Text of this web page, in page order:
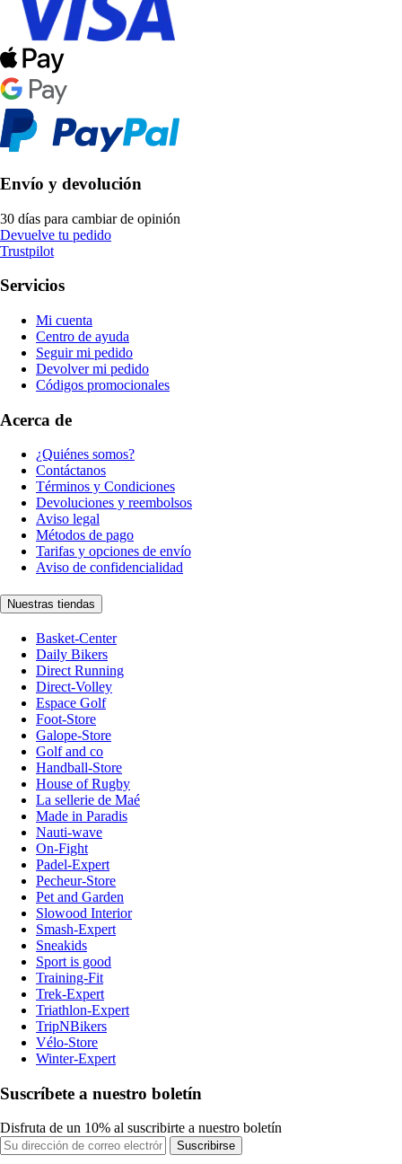
Envío y devolución
30 días para cambiar de opinión
Devuelve tu pedido
Trustpilot
Servicios
Mi cuenta
Centro de ayuda
Seguir mi pedido
Devolver mi pedido
Códigos promocionales
Acerca de
¿Quiénes somos?
Contáctanos
Términos y Condiciones
Devoluciones y reembolsos
Aviso legal
Métodos de pago
Tarifas y opciones de envío
Aviso de confidencialidad
Nuestras tiendas
Basket-Center
Daily Bikers
Direct Running
Direct-Volley
Espace Golf
Foot-Store
Galope-Store
Golf and co
Handball-Store
House of Rugby
La sellerie de Maé
Made in Paradis
Nauti-wave
On-Fight
Padel-Expert
Pecheur-Store
Pet and Garden
Slowood Interior
Smash-Expert
Sneakids
Sport is good
Training-Fit
Trek-Expert
Triathlon-Expert
TripNBikers
Vélo-Store
Winter-Expert
Suscríbete a nuestro boletín
Disfruta de un 10% al suscribirte a nuestro boletín
Suscribirse